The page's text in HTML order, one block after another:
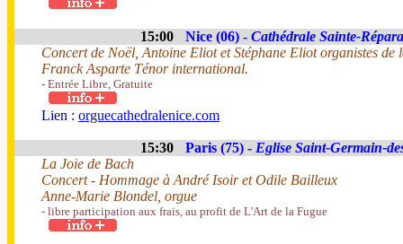
15:00 Nice (06) - Cathédrale Sainte-
Concert de Noël, Antoine Eliot et Stéphane Eliot organistes de
Franck Asparte Ténor international.
- Entrée Libre, Gratuite
Lien : orguecathedralenice.com
15:30 Paris (75) - Eglise Saint-Germain-
La Joie de Bach
Concert - Hommage à André Isoir et Odile Bailleux
Anne-Marie Blondel, orgue
- libre participation aux frais, au profit de L'Art de la Fugue